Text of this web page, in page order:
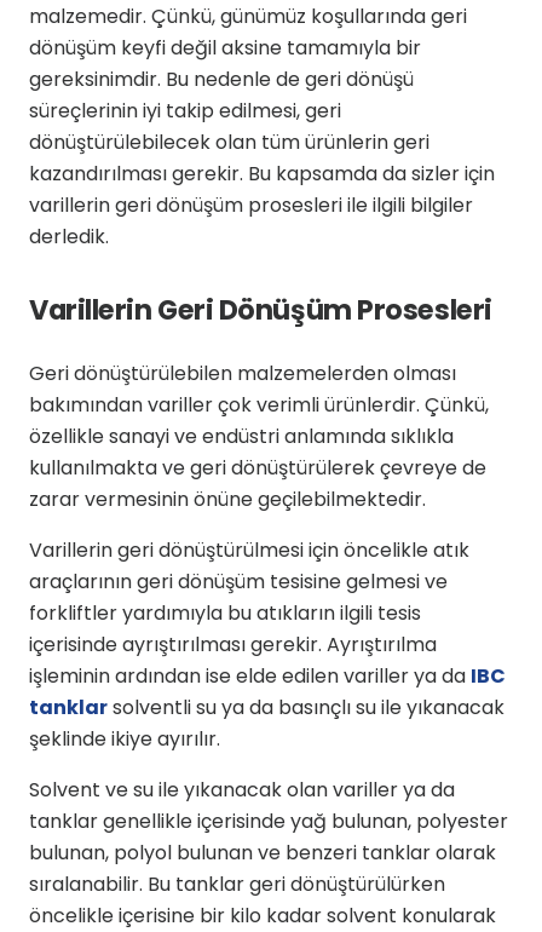
malzemedir. Çünkü, günümüz koşullarında geri
dönüşüm keyfi değil aksine tamamıyla bir
gereksinimdir. Bu nedenle de geri dönüşü
süreçlerinin iyi takip edilmesi, geri
dönüştürülebilecek olan tüm ürünlerin geri
kazandırılması gerekir. Bu kapsamda da sizler için
varillerin geri dönüşüm prosesleri ile ilgili bilgiler
derledik.
Varillerin Geri Dönüşüm Prosesleri
Geri dönüştürülebilen malzemelerden olması
bakımından variller çok verimli ürünlerdir. Çünkü,
özellikle sanayi ve endüstri anlamında sıklıkla
kullanılmakta ve geri dönüştürülerek çevreye de
zarar vermesinin önüne geçilebilmektedir.
Varillerin geri dönüştürülmesi için öncelikle atık
araçlarının geri dönüşüm tesisine gelmesi ve
forkliftler yardımıyla bu atıkların ilgili tesis
içerisinde ayrıştırılması gerekir. Ayrıştırılma
işleminin ardından ise elde edilen variller ya da IBC
tanklarsolventli su ya da basınçlı su ile yıkanacak
şeklinde ikiye ayırılır.
Solvent ve su ile yıkanacak olan variller ya da
tanklar genellikle içerisinde yağ bulunan, polyester
bulunan, polyol bulunan ve benzeri tanklar olarak
sıralanabilir. Bu tanklar geri dönüştürülürken
öncelikle içerisine bir kilo kadar solvent konularak